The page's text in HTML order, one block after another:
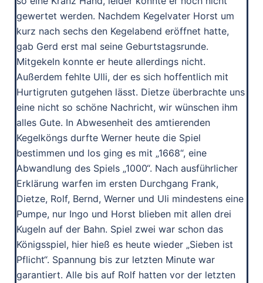
gewertet werden. Nachdem Kegelvater Horst um
kurz nach sechs den Kegelabend eröffnet hatte,
gab Gerd erst mal seine Geburtstagsrunde.
Mitgekeln konnte er heute allerdings nicht.
Außerdem fehlte Ulli, der es sich hoffentlich mit
Hurtigruten gutgehen lässt. Dietze überbrachte uns
eine nicht so schöne Nachricht, wir wünschen ihm
alles Gute. In Abwesenheit des amtierenden
Kegelköngs durfte Werner heute die Spiel
bestimmen und los ging es mit „1668“, eine
Abwandlung des Spiels „1000“. Nach ausführlicher
Erklärung warfen im ersten Durchgang Frank,
Dietze, Rolf, Bernd, Werner und Uli mindestens eine
Pumpe, nur Ingo und Horst blieben mit allen drei
Kugeln auf der Bahn. Spiel zwei war schon das
Königsspiel, hier hieß es heute wieder „Sieben ist
Pflicht“. Spannung bis zur letzten Minute war
garantiert. Alle bis auf Rolf hatten vor der letzten